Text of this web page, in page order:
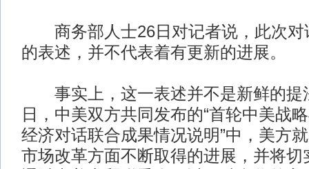
商务部人士26日对记者说，此次对
的表述，并不代表着有更新的进展。
事实上，这一表述并不是新鲜的提
日，中美双方共同发布的“首轮中美战
经济对话联合成果情况说明”中，美方
市场改革方面不断取得的进展，并将切